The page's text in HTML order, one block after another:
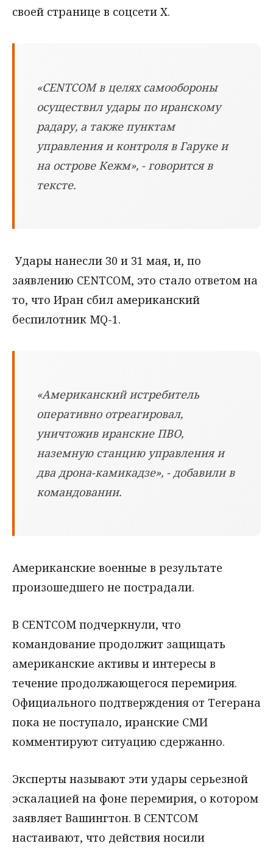
своей странице в соцсети X.
«CENTCOM в целях самообороны
осуществил удары по иранскому
радару, а также пунктам
управления и контроля в Гаруке и
на острове Кежм», - говорится в
тексте.
Удары нанесли 30 и 31 мая, и, по
заявлению CENTCOM, это стало ответом на
то, что Иран сбил американский
беспилотник MQ-1.
«Американский истребитель
оперативно отреагировал,
уничтожив иранские ПВО,
наземную станцию управления и
два дрона-камикадзе», - добавили в
командовании.
Американские военные в результате
произошедшего не пострадали.
В CENTCOM подчеркнули, что
командование продолжит защищать
американские активы и интересы в
течение продолжающегося перемирия.
Официального подтверждения от Тегерана
пока не поступало, иранские СМИ
комментируют ситуацию сдержанно.
Эксперты называют эти удары серьезной
эскалацией на фоне перемирия, о котором
заявляет Вашингтон. В CENTCOM
настаивают, что действия носили